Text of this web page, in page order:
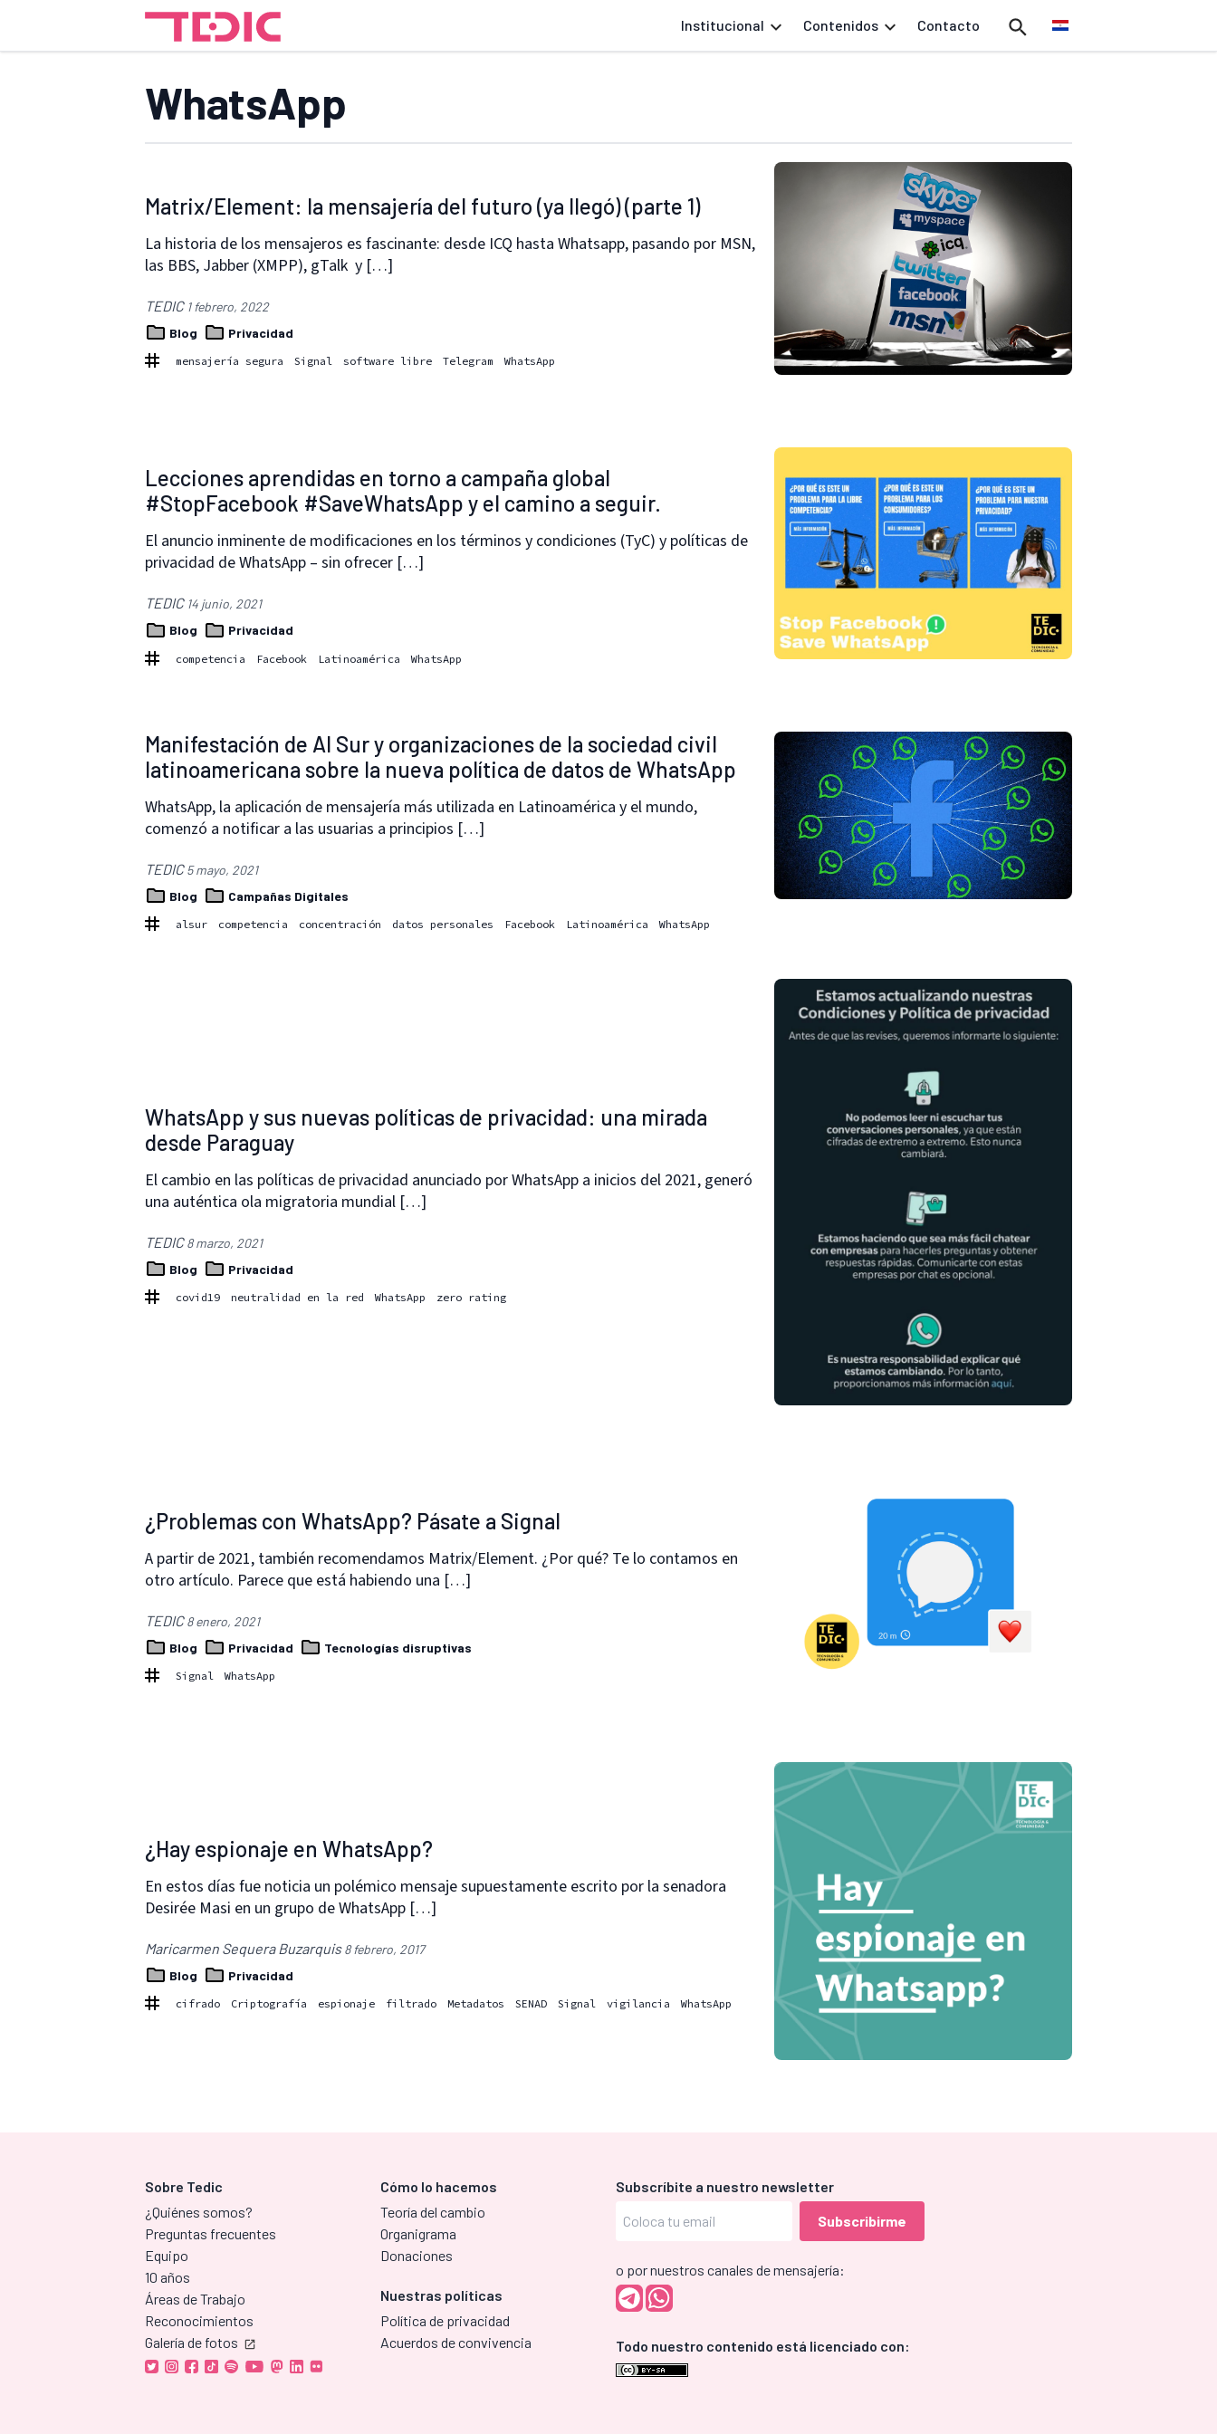
Institucional Contenidos Contacto
WhatsApp
Matrix/Element: la mensajería del futuro (ya llegó) (parte 1)
La historia de los mensajeros es fascinante: desde ICQ hasta Whatsapp, pasando por MSN,
las BBS, Jabber (XMPP), gTalk y […]
TEDIC 1 febrero, 2022
Blog
Privacidad
mensajería segura Signal software libre Telegram WhatsApp
Lecciones aprendidas en torno a campaña global
#StopFacebook #SaveWhatsApp y el camino a seguir.
El anuncio inminente de modificaciones en los términos y condiciones (TyC) y políticas de
privacidad de WhatsApp – sin ofrecer […]
TEDIC 14 junio, 2021
Blog
Privacidad
competencia Facebook Latinoamérica WhatsApp
Manifestación de Al Sur y organizaciones de la sociedad civil
latinoamericana sobre la nueva política de datos de WhatsApp
WhatsApp, la aplicación de mensajería más utilizada en Latinoamérica y el mundo,
comenzó a notificar a las usuarias a principios […]
TEDIC5 mayo, 2021
Blog
Campañas Digitales
alsur competencia concentración datos personales Facebook Latinoamérica WhatsApp
WhatsApp y sus nuevas políticas de privacidad: una mirada
desde Paraguay
El cambio en las políticas de privacidad anunciado por WhatsApp a inicios del 2021, generó
una auténtica ola migratoria mundial […]
TEDIC8 marzo, 2021
Blog
Privacidad
covid19 neutralidad en la red WhatsApp zero rating
¿Problemas con WhatsApp? Pásate a Signal
A partir de 2021, también recomendamos Matrix/Element. ¿Por qué? Te lo contamos en
otro artículo. Parece que está habiendo una […]
TEDIC8 enero, 2021
Blog
Privacidad Tecnologías disruptivas
Signal WhatsApp
¿Hay espionaje en WhatsApp?
En estos días fue noticia un polémico mensaje supuestamente escrito por la senadora
Desirée Masi en un grupo de WhatsApp […]
Maricarmen Sequera Buzarquis8 febrero, 2017
Blog
Privacidad
cifrado Criptografía espionaje filtrado Metadatos SENAD Signal vigilancia WhatsApp
Sobre Tedic
¿Quiénes somos?
Preguntas frecuentes
Equipo
10 años
Áreas de Trabajo
Reconocimientos
Galería de fotos
Cómo lo hacemos
Teoría del cambio
Organigrama
Donaciones
Nuestras políticas
Política de privacidad
Acuerdos de convivencia
Subscríbite a nuestro newsletter
o por nuestros canales de mensajería:
Todo nuestro contenido está licenciado con: